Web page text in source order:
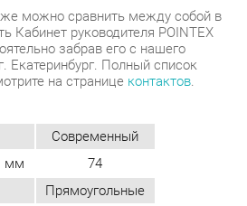
Современный
74
Прямоугольные
Бизнес
Лдсп
Орех